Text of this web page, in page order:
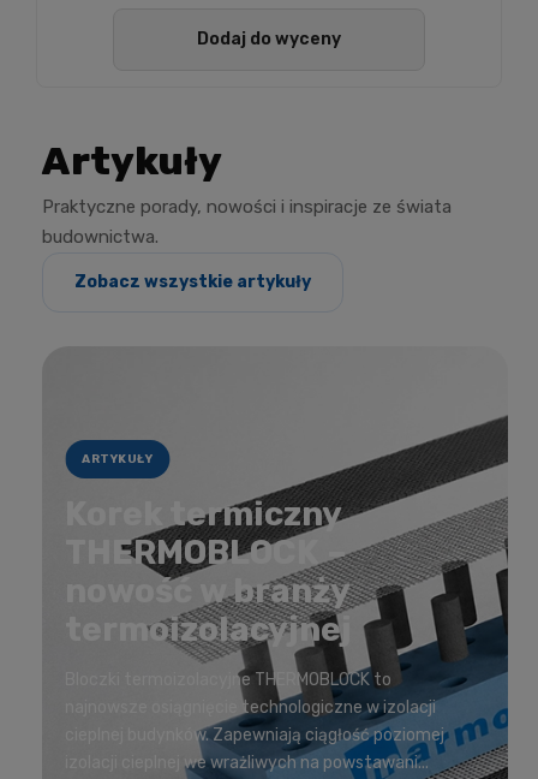
Dodaj do wyceny
Artykuły
Praktyczne porady, nowości i inspiracje ze świata
budownictwa.
Zobacz wszystkie artykuły
ARTYKUŁY
Korek termiczny
THERMOBLOCK –
nowość w branży
termoizolacyjnej
Bloczki termoizolacyjne THERMOBLOCK to
najnowsze osiągnięcie technologiczne w izolacji
cieplnej budynków. Zapewniają ciągłość poziomej
izolacji cieplnej we wrażliwych na powstawani...